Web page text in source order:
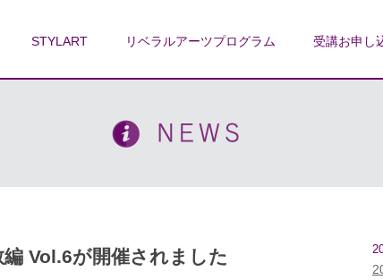
STYLART リベラルアーツプログラム 受講お申し
Vol.6が開催されました